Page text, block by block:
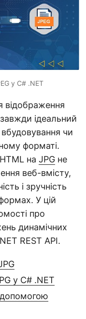
у C# .NET
відображення
завжди ідеальний
чи
форматі.
на JPG не
веб-вмісту,
і зручність
У цій
про
динамічних
REST API.
у C# .NET
допомогою